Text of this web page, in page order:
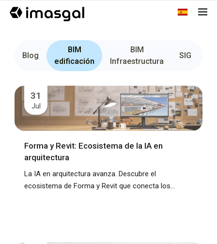
Blog
BIM
edificación
BIM
Infraestructura
SIG
31
Jul
Forma y Revit: Ecosistema de la IA en
arquitectura
La IA en arquitectura avanza. Descubre el
ecosistema de Forma y Revit que conecta los...